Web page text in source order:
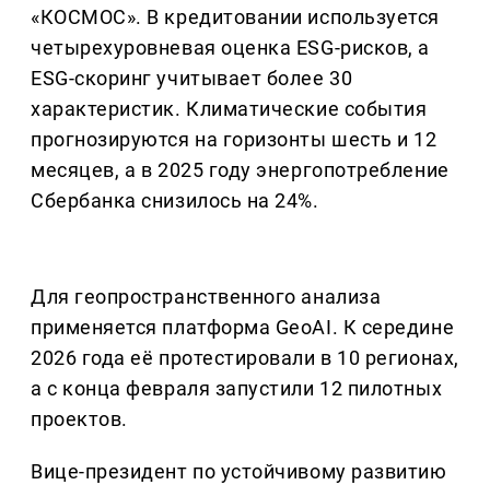
«КОСМОС». В кредитовании используется
четырехуровневая оценка ESG-рисков, а
ESG-скоринг учитывает более 30
характеристик. Климатические события
прогнозируются на горизонты шесть и 12
месяцев, а в 2025 году энергопотребление
Сбербанка снизилось на 24%.
Для геопространственного анализа
применяется платформа GeoAI. К середине
2026 года её протестировали в 10 регионах,
а с конца февраля запустили 12 пилотных
проектов.
Вице-президент по устойчивому развитию